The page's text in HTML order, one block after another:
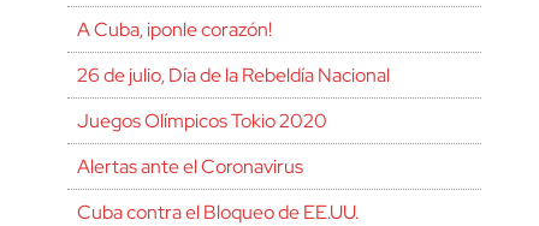
A Cuba, ¡ponle corazón!
26 de julio, Día de la Rebeldía Nacional
Juegos Olímpicos Tokio 2020
Alertas ante el Coronavirus
Cuba contra el Bloqueo de EE.UU.